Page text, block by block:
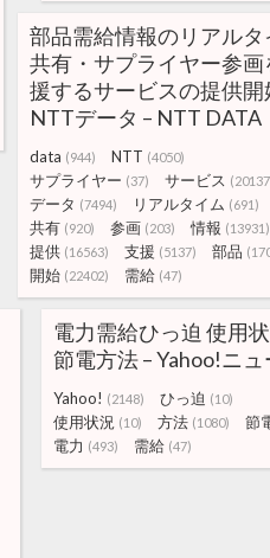
部品需給情報のリアルタ
共有・サプライヤー参画
援するサービスの提供開
NTTデータ – NTT DATA
data (944) NTT (4050)
サプライヤー (37) サービス
データ (7494) リアルタイム (691)
共有 (920) 参画 (203) 情報 (13931)
提供 (16563) 支援 (5137) 部品
開始 (22402) 需給 (47)
電力需給ひっ迫 使用
節電方法 – Yahoo!ニュ
Yahoo! (2148) ひっ迫 (10)
使用状況 (10) 方法 (1080) 節
電力 (493) 需給 (47)